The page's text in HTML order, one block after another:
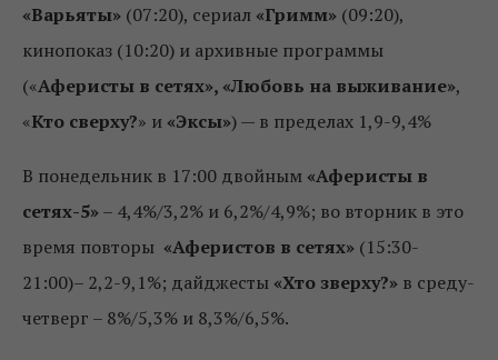
«Варьяты» (07:20), сериал «Гримм» (09:20),
кинопоказ (10:20) и архивные программы
(«Аферисты в сетях», «Любовь на выживание»,
«Кто сверху?» и «Эксы») — в пределах 1,9-9,4%
В понедельник в 17:00 двойным «Аферисты в
сетях-5»– 4,4%/3,2% и 6,2%/4,9%; во вторник в это
время повторы «Аферистов в сетях» (15:30-
21:00)– 2,2-9,1%; дайджесты «Хто зверху?» в среду-
четверг – 8%/5,3% и 8,3%/6,5%.